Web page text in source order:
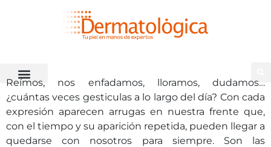
Reímos, nos enfadamos, lloramos, dudamos…
¿cuántas veces gesticulas a lo largo del día? Con cada
expresión aparecen arrugas en nuestra frente que,
con el tiempo y su aparición repetida, pueden llegar a
quedarse con nosotros para siempre. Son las